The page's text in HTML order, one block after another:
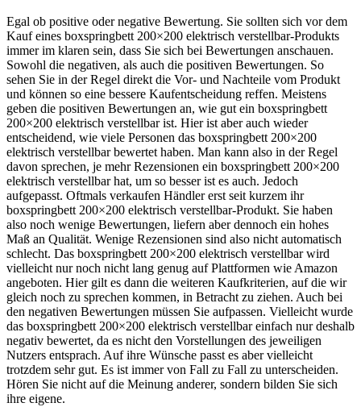
Egal ob positive oder negative Bewertung. Sie sollten sich vor dem
Kauf eines boxspringbett 200×200 elektrisch verstellbar-Produkts
immer im klaren sein, dass Sie sich bei Bewertungen anschauen.
Sowohl die negativen, als auch die positiven Bewertungen. So
sehen Sie in der Regel direkt die Vor- und Nachteile vom Produkt
und können so eine bessere Kaufentscheidung reffen. Meistens
geben die positiven Bewertungen an, wie gut ein boxspringbett
200×200 elektrisch verstellbar ist. Hier ist aber auch wieder
entscheidend, wie viele Personen das boxspringbett 200×200
elektrisch verstellbar bewertet haben. Man kann also in der Regel
davon sprechen, je mehr Rezensionen ein boxspringbett 200×200
elektrisch verstellbar hat, um so besser ist es auch. Jedoch
aufgepasst. Oftmals verkaufen Händler erst seit kurzem ihr
boxspringbett 200×200 elektrisch verstellbar-Produkt. Sie haben
also noch wenige Bewertungen, liefern aber dennoch ein hohes
Maß an Qualität. Wenige Rezensionen sind also nicht automatisch
schlecht. Das boxspringbett 200×200 elektrisch verstellbar wird
vielleicht nur noch nicht lang genug auf Plattformen wie Amazon
angeboten. Hier gilt es dann die weiteren Kaufkriterien, auf die wir
gleich noch zu sprechen kommen, in Betracht zu ziehen. Auch bei
den negativen Bewertungen müssen Sie aufpassen. Vielleicht wurde
das boxspringbett 200×200 elektrisch verstellbar einfach nur deshalb
negativ bewertet, da es nicht den Vorstellungen des jeweiligen
Nutzers entsprach. Auf ihre Wünsche passt es aber vielleicht
trotzdem sehr gut. Es ist immer von Fall zu Fall zu unterscheiden.
Hören Sie nicht auf die Meinung anderer, sondern bilden Sie sich
ihre eigene.